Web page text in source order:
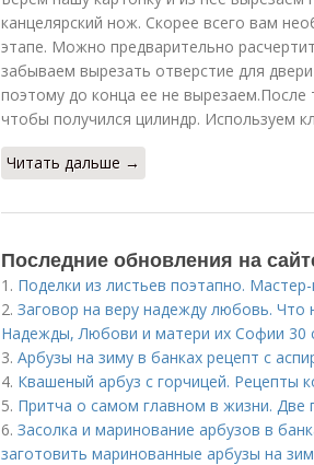
канцелярский нож. Скорее всего вам
этапе. Можно предварительно
забываем вырезать отверстие для
поэтому до конца ее не вырезаем.После
чтобы получился цилиндр. Используем
Читать дальше →
Последние обновления на
1. Поделки из листьев поэтапно.
2. Заговор на веру надежду любовь.
Надежды, Любови и матери их Софии 30
3. Арбузы на зиму в банках рецепт с
4. Квашеный арбуз с горчицей. Рецепты
5. Притча о самом главном в жизни. Две
6. Засолка и маринование арбузов в
заготовить маринованные арбузы на